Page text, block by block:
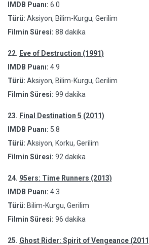
IMDB Puanı: 6.0
Türü: Aksiyon, Bilim-Kurgu, Gerilim
Filmin Süresi: 88 dakika
22. Eve of Destruction (1991)
IMDB Puanı: 4.9
Türü: Aksiyon, Bilim-Kurgu, Gerilim
Filmin Süresi: 99 dakika
23. Final Destination 5 (2011)
IMDB Puanı: 5.8
Türü: Aksiyon, Korku, Gerilim
Filmin Süresi: 92 dakika
24. 95ers: Time Runners (2013)
IMDB Puanı: 4.3
Türü: Bilim-Kurgu, Gerilim
Filmin Süresi: 96 dakika
25. Ghost Rider: Spirit of Vengeance